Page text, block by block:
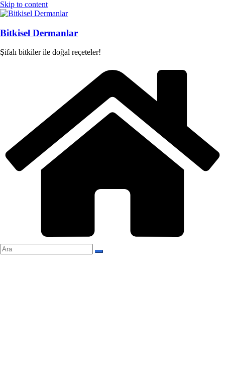
Skip to content
Bitkisel Dermanlar
Şifalı bitkiler ile doğal reçeteler!